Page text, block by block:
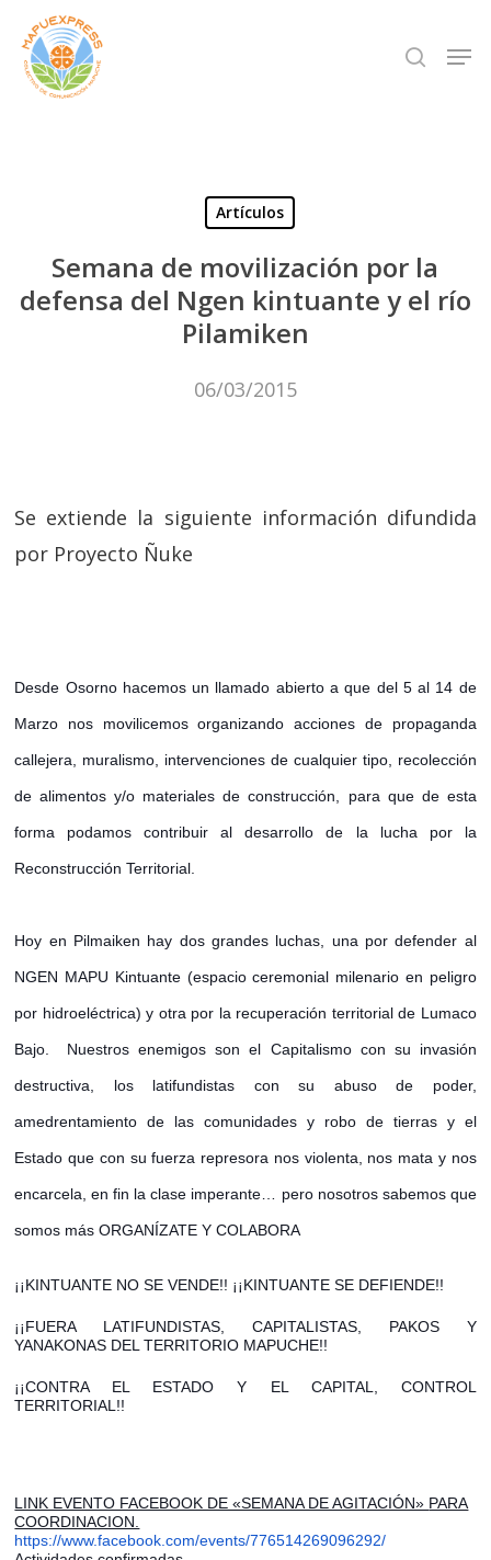
Skip
main
search
Artículos
Semana de movilización por la
defensa del Ngen kintuante y el río
Pilamiken
06/03/2015
Se extiende la siguiente información difundida
por Proyecto Ñuke
Desde Osorno hacemos un llamado abierto a que del 5 al 14 de
Marzo nos movilicemos organizando acciones de propaganda
callejera, muralismo, intervenciones de cualquier tipo, recolección
de alimentos y/o materiales de construcción, para que de esta
forma podamos contribuir al desarrollo de la lucha por la
Reconstrucción Territorial.
Hoy en Pilmaiken hay dos grandes luchas, una por defender al
NGEN MAPU Kintuante (espacio ceremonial milenario en peligro
por hidroeléctrica) y otra por la recuperación territorial de Lumaco
Bajo. Nuestros enemigos son el Capitalismo con su invasión
destructiva, los latifundistas con su abuso de poder,
amedrentamiento de las comunidades y robo de tierras y el
Estado que con su fuerza represora nos violenta, nos mata y nos
encarcela, en fin la clase imperante… pero nosotros sabemos que
somos más ORGANÍZATE Y COLABORA
¡¡KINTUANTE NO SE VENDE!! ¡¡KINTUANTE SE DEFIENDE!!
¡¡FUERA LATIFUNDISTAS, CAPITALISTAS, PAKOS Y
YANAKONAS DEL TERRITORIO MAPUCHE!!
¡¡CONTRA EL ESTADO Y EL CAPITAL, CONTROL
TERRITORIAL!!
LINK EVENTO FACEBOOK DE «SEMANA DE AGITACIÓN» PARA
COORDINACION.
https://www.facebook.com/events/776514269096292/
Close